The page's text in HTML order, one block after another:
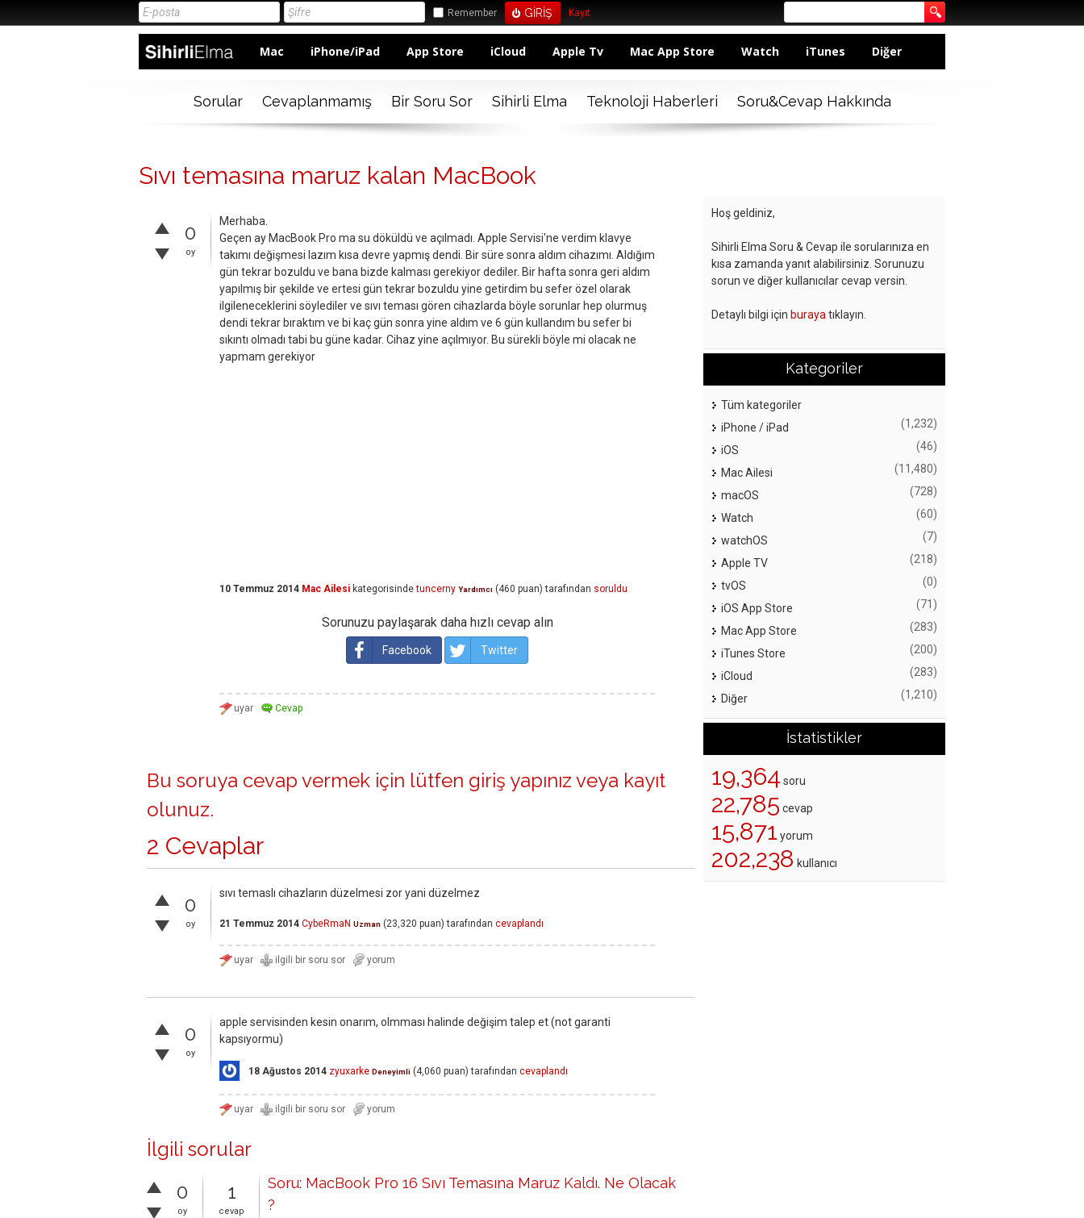
Remember Kayıt
Mac iPhone/iPad App Store iCloud Apple Tv Mac App Store Watch iTunes Diğer
Sorular Cevaplanmamış Bir Soru Sor Sihirli Elma Teknoloji Haberleri Soru&Cevap Hakkında
Sıvı temasına maruz kalan MacBook
0
oy
Merhaba.
Geçen ay MacBook Pro ma su döküldü ve açılmadı. Apple Servisi'ne verdim klavye
takımı değişmesi lazım kısa devre yapmış dendi. Bir süre sonra aldım cihazımı. Aldığım
gün tekrar bozuldu ve bana bizde kalması gerekiyor dediler. Bir hafta sonra geri aldım
yapılmış bir şekilde ve ertesi gün tekrar bozuldu yine getirdim bu sefer özel olarak
ilgileneceklerini söylediler ve sıvı teması gören cihazlarda böyle sorunlar hep olurmuş
dendi tekrar bıraktım ve bi kaç gün sonra yine aldım ve 6 gün kullandım bu sefer bi
sıkıntı olmadı tabi bu güne kadar. Cihaz yine açılmıyor. Bu sürekli böyle mi olacak ne
yapmam gerekiyor
10 Temmuz 2014 Mac Ailesi kategorisinde tuncerny Yardımcı (460 puan) tarafından soruldu
Sorunuzu paylaşarak daha hızlı cevap alın
Facebook Twitter
Bu soruya cevap vermek için lütfen giriş yapınız veya kayıt
olunuz.
2 Cevaplar
0
oy
sıvı temaslı cihazların düzelmesi zor yani düzelmez
21 Temmuz 2014 CybeRmaN Uzman (23,320 puan) tarafından cevaplandı
0
oy
apple servisinden kesin onarım, olmması halinde değişim talep et (not garanti
kapsıyormu)
18 Ağustos 2014 zyuxarke Deneyimli (4,060 puan) tarafından cevaplandı
İlgili sorular
0
oy
1
cevap
Soru: MacBook Pro 16 Sıvı Temasına Maruz Kaldı. Ne Olacak
?
Hoş geldiniz,
Sihirli Elma Soru & Cevap ile sorularınıza en
kısa zamanda yanıt alabilirsiniz. Sorunuzu
sorun ve diğer kullanıcılar cevap versin.
Detaylı bilgi için buraya tıklayın.
Kategoriler
Tüm kategoriler
iPhone / iPad
(1,232)
iOS (46)
Mac Ailesi (11,480)
macOS (728)
Watch (60)
watchOS (7)
Apple TV (218)
tvOS (0)
iOS App Store (71)
Mac App Store (283)
iTunes Store (200)
iCloud (283)
Diğer (1,210)
İstatistikler
19,364 soru
22,785 cevap
15,871 yorum
202,238 kullanıcı